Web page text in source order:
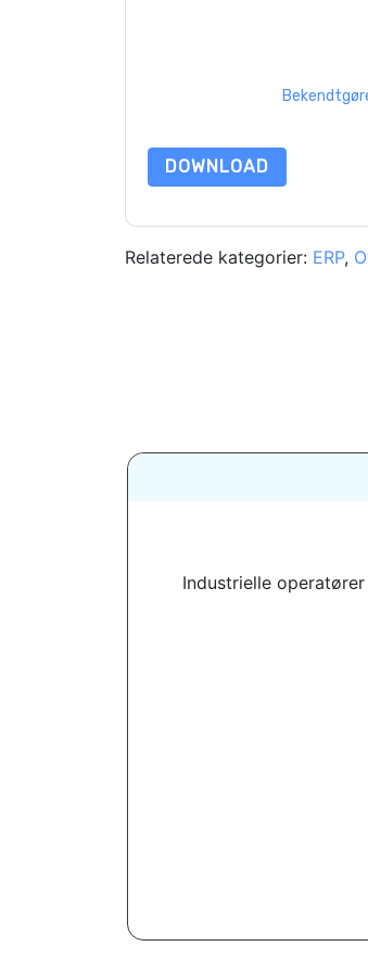
DOWNLOAD
Relaterede kategorier: ERP,
Industrielle